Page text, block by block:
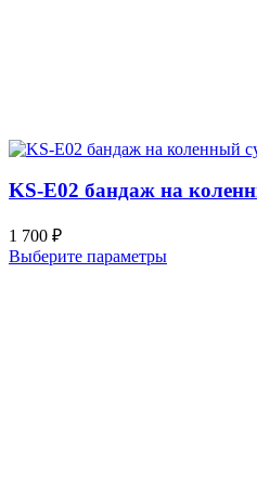
KS-E02 бандаж на
1 700 ₽
Выберите параметры